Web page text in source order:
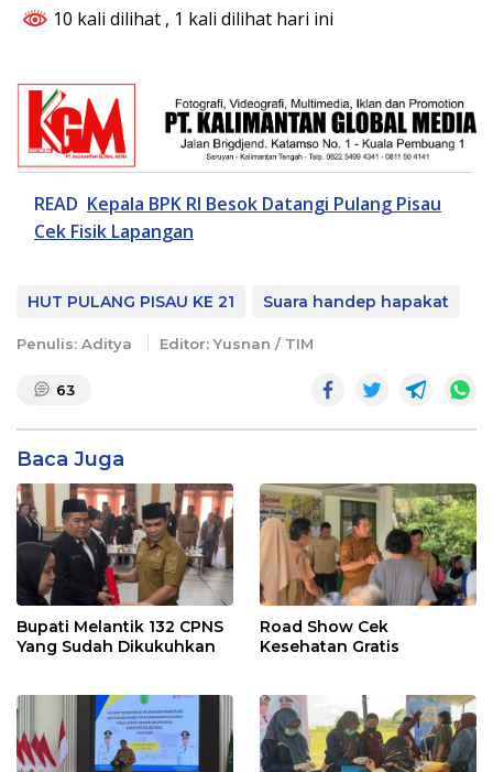
10 kali dilihat , 1 kali dilihat hari ini
READ Kepala BPK RI Besok Datangi Pulang Pisau
Cek Fisik Lapangan
HUT PULANG PISAU KE 21 Suara handep hapakat
Penulis: Aditya Editor: Yusnan / TIM
63
Baca Juga
Bupati Melantik 132 CPNS
Yang Sudah Dikukuhkan
Road Show Cek
Kesehatan Gratis